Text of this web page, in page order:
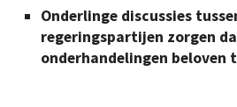
Onderlinge discussies
regeringspartijen zorgen
onderhandelingen beloven